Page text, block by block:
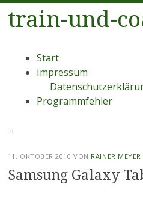
train-und-
Menü
Zum
Inhalt
Start
Impressum
Programmfehler
11. OKTOBER 2010 VON RAINER MEYER
Samsung Galaxy